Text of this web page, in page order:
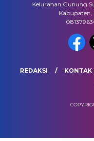
Kelurahan Gunung
Kabupaten,
REDAKSI KONTAK